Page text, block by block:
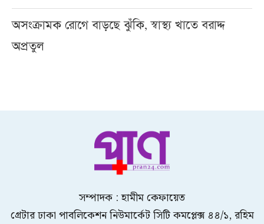
অসংক্রামক রোগে বাড়ছে ঝুঁকি, স্বাস্থ্য খাতে বরাদ্দ
অপ্রতুল
সম্পাদক : হামীম কেফায়েত
গ্রেটার ঢাকা পাবলিকেশন নিউমার্কেট সিটি কমপ্লেক্স ৪৪/১, রহিম